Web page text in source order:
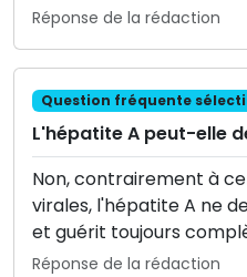
Réponse de la rédaction
Question fréquente
L'hépatite A peut-elle
Non, contrairement à
virales, l'hépatite A ne
et guérit toujours
Réponse de la rédaction